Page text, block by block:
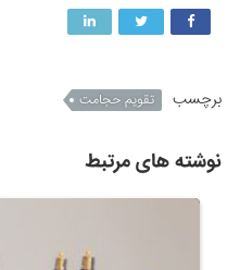
برچسب تقویم حجامت
نوشته های مرتبط